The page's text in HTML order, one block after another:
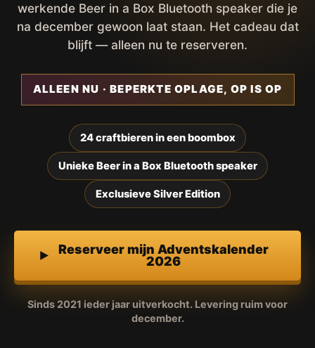
werkende Beer in a Box Bluetooth speaker die je
na december gewoon laat staan. Het cadeau dat
blijft — alleen nu te reserveren.
ALLEEN NU · BEPERKTE OPLAGE, OP IS OP
24 craftbieren in een boombox
Unieke Beer in a Box Bluetooth speaker
Exclusieve Silver Edition
Reserveer mijn Adventskalender
2026
Sinds 2021 ieder jaar uitverkocht. Levering ruim voor
december.